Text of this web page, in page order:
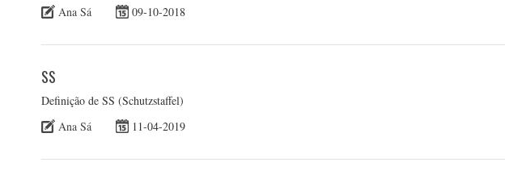
Ana Sá
09-10-2018
SS
Definição de SS (Schutzstaffel)
Ana Sá
11-04-2019